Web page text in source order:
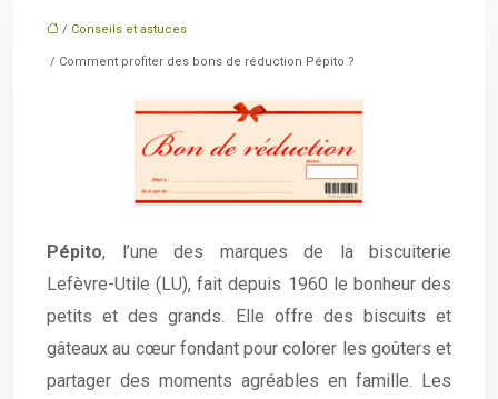
/ Conseils et astuces
/ Comment profiter des bons de réduction Pépito ?
Pépito, l’une des marques de la biscuiterie
Lefèvre-Utile (LU), fait depuis 1960 le bonheur des
petits et des grands. Elle offre des biscuits et
gâteaux au cœur fondant pour colorer les goûters et
partager des moments agréables en famille. Les